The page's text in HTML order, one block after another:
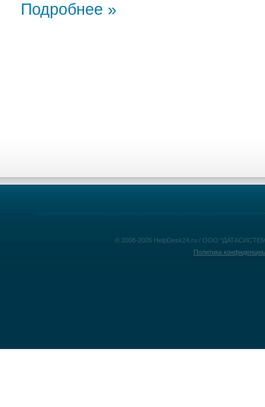
Подробнее »
© 2008-2026 HelpDesk24.ru / ООО
Политика